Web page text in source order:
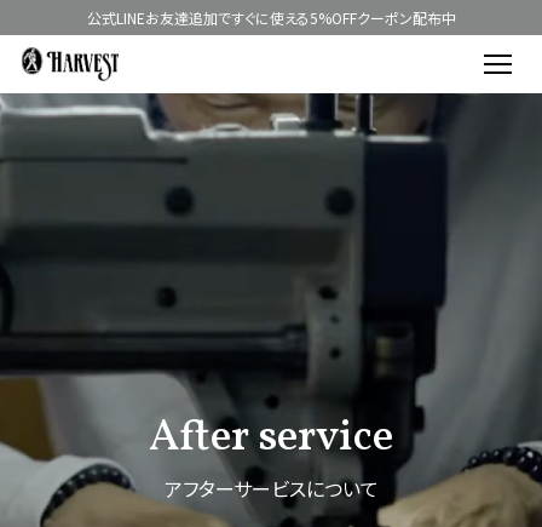
公式LINEお友達追加ですぐに使える5%OFFクーポン配布中
After service
アフターサービスについて